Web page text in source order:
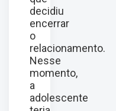
decidiu
encerrar
o
relacionamento.
Nesse
momento,
a
adolescente